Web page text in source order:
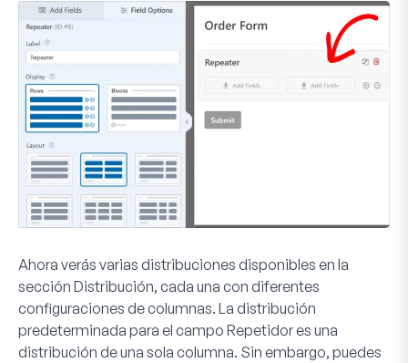
Ahora verás varias distribuciones disponibles en la
sección Distribución, cada una con diferentes
configuraciones de columnas. La distribución
predeterminada para el campo Repetidor es una
distribución de una sola columna. Sin embargo, puedes